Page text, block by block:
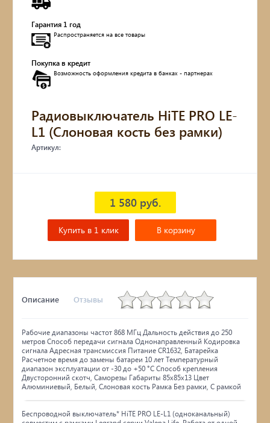
Гарантия 1 год
Распространяется на все товары
Покупка в кредит
Возможность оформления кредита в банках - партнерах
Радиовыключатель HiTE PRO LE-
L1 (Слоновая кость без рамки)
Артикул:
1 580 руб.
В корзину
Купить в 1 клик
Описание Отзывы
Рабочие диапазоны частот 868 МГц Дальность действия до 250
метров Способ передачи сигнала Однонаправленный Кодировка
сигнала Адресная трансмиссия Питание CR1632, Батарейка
Расчетное время до замены батареи 10 лет Температурный
диапазон эксплуатации от -30 до +50 °С Способ крепления
Двусторонний скотч, Саморезы Габариты 85х85х13 Цвет
Алюминиевый, Белый, Слоновая кость Рамка Без рамки, С рамкой
Беспроводной выключатель* HiTE PRO LE-L1 (одноканальный)